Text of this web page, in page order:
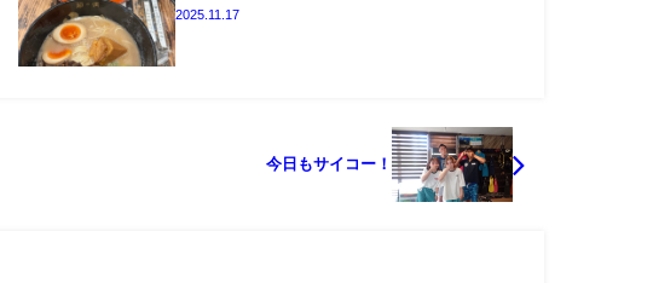
2025.11.17
今日もサイコー！